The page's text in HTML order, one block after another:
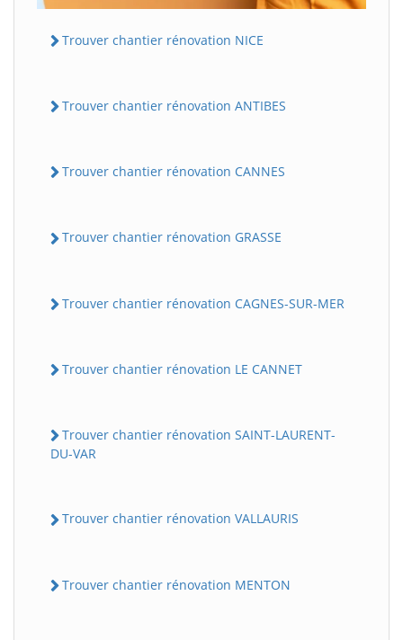
Trouver chantier rénovation NICE
Trouver chantier rénovation ANTIBES
Trouver chantier rénovation CANNES
Trouver chantier rénovation GRASSE
Trouver chantier rénovation CAGNES-SUR-MER
Trouver chantier rénovation LE CANNET
Trouver chantier rénovation SAINT-LAURENT-
DU-VAR
Trouver chantier rénovation VALLAURIS
Trouver chantier rénovation MENTON